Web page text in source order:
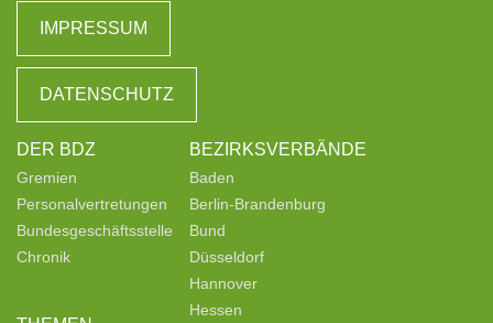
IMPRESSUM
DATENSCHUTZ
DER BDZ
Gremien
Personalvertretungen
Bundesgeschäftsstelle
Chronik
BEZIRKSVERBÄNDE
Baden
Berlin-Brandenburg
Bund
Düsseldorf
Hannover
Hessen